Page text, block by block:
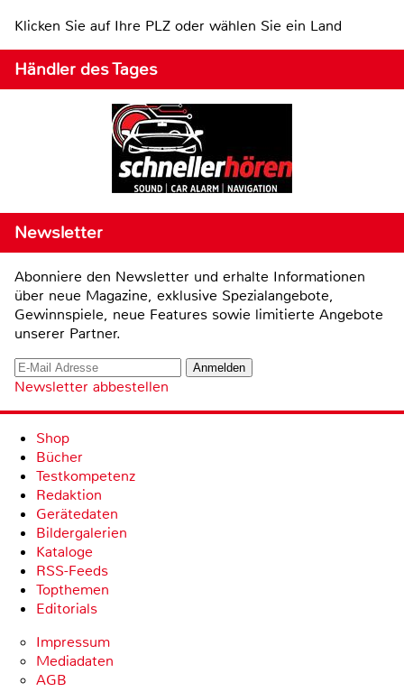
Klicken Sie auf Ihre PLZ oder wählen Sie ein Land
Händler des Tages
Newsletter
Abonniere den Newsletter und erhalte Informationen
über neue Magazine, exklusive Spezialangebote,
Gewinnspiele, neue Features sowie limitierte Angebote
unserer Partner.
Newsletter abbestellen
Shop
Bücher
Testkompetenz
Redaktion
Gerätedaten
Bildergalerien
Kataloge
RSS-Feeds
Topthemen
Editorials
Impressum
Mediadaten
AGB